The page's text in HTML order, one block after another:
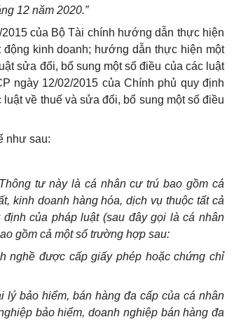
12 năm 2020.”
2015 của Bộ Tài chính hướng dẫn thực hiện
kinh doanh; hướng dẫn thực hiện một
sửa đổi, bổ sung một số điều của các luật
ngày 12/02/2015 của Chính phủ quy định
về thuế và sửa đổi, bổ sung một số điều
như sau:
tư này là cá nhân cư trúbao gồm cá
kinh doanh hàng hóa, dịch vụ thuộc tất cả
định của pháp luật (sau đây gọi là cá nhân
gồm cả một số trường hợp sau:
nghề được cấp giấy phép hoặc chứng chỉ
lý bảo hiểm, bán hàng đa cấp của cá nhân
bảo hiểm, doanh nghiệp bán hàng đa